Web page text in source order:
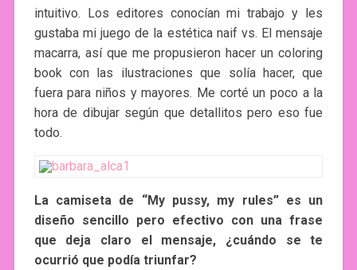
intuitivo. Los editores conocían mi trabajo y les
gustaba mi juego de la estética naif vs. El mensaje
macarra, así que me propusieron hacer un coloring
book con las ilustraciones que solía hacer, que
fuera para niños y mayores. Me corté un poco a la
hora de dibujar según que detallitos pero eso fue
todo.
La camiseta de “My pussy, my rules” es un
diseño sencillo pero efectivo con una frase
que deja claro el mensaje, ¿cuándo se te
ocurrió que podía triunfar?